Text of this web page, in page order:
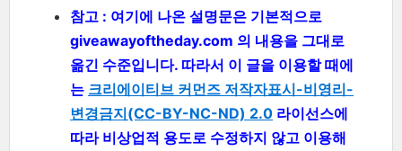
참고 : 여기에 나온 설명문은 기본적으로
giveawayoftheday.com 의 내용을 그대로
옮긴 수준입니다. 따라서 이 글을 이용할 때에
는 크리에이티브 커먼즈 저작자표시-비영리-
변경금지(CC-BY-NC-ND) 2.0 라이선스에
따라 비상업적 용도로 수정하지 않고 이용해